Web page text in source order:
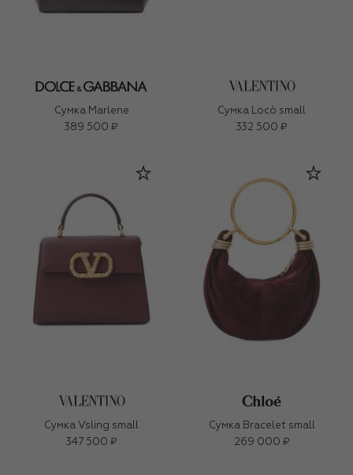
Сумка Marlene
389 500 ₽
Сумка Locò small
332 500 ₽
Сумка Vsling small
347 500 ₽
Сумка Bracelet small
269 000 ₽